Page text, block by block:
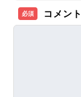
必須 コメント